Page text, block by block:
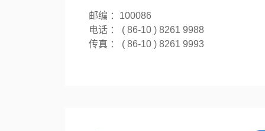
邮编 ：100086
电话 ： ( 86-10 ) 8261 9988
传真 ： ( 86-10 ) 8261 9993